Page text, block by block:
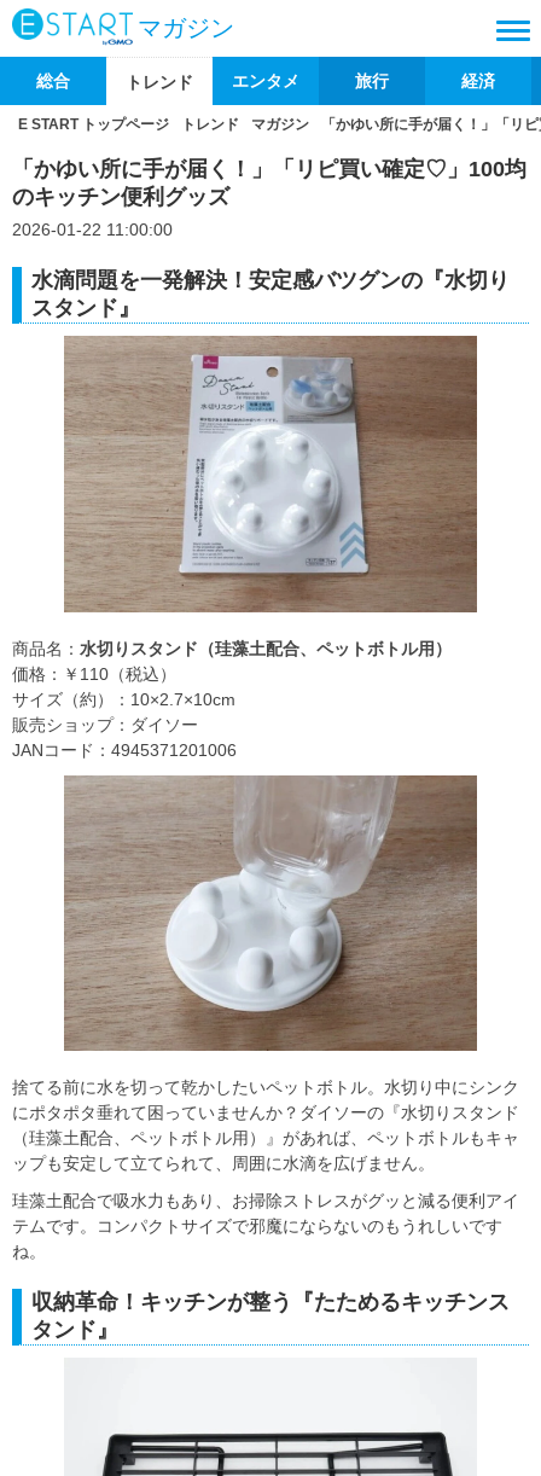
マガジン
総合 トレンド エンタメ 旅行 経済
E START トップページ トレンド マガジン 「かゆい所に手が届く！」「リ
「かゆい所に手が届く！」「リピ買い確定♡」100均
のキッチン便利グッズ
2026-01-22 11:00:00
水滴問題を一発解決！安定感バツグンの『水切り
スタンド』
商品名： 水切りスタンド（珪藻土配合、ペットボトル用）
価格：￥110（税込）
サイズ（約）：10×2.7×10cm
販売ショップ：ダイソー
JANコード：4945371201006
捨てる前に水を切って乾かしたいペットボトル。水切り中にシンク
にポタポタ垂れて困っていませんか？ダイソーの『水切りスタンド
（珪藻土配合、ペットボトル用）』があれば、ペットボトルもキャ
ップも安定して立てられて、周囲に水滴を広げません。
珪藻土配合で吸水力もあり、お掃除ストレスがグッと減る便利アイ
テムです。コンパクトサイズで邪魔にならないのもうれしいです
ね。
収納革命！キッチンが整う『たためるキッチンス
タンド』